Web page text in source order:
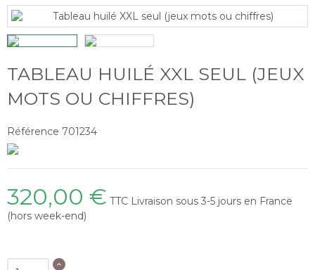
TABLEAU HUILÉ XXL SEUL (JEUX
MOTS OU CHIFFRES)
Référence 701234
320,00 € TTC Livraison sous 3-5 jours en France
(hors week-end)